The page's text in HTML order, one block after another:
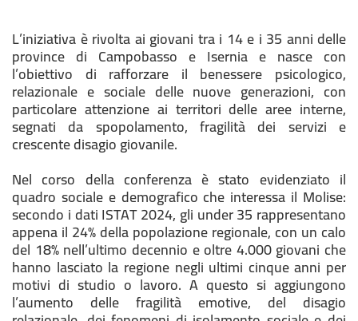
L’iniziativa è rivolta ai giovani tra i 14 e i 35 anni delle
province di Campobasso e Isernia e nasce con
l’obiettivo di rafforzare il benessere psicologico,
relazionale e sociale delle nuove generazioni, con
particolare attenzione ai territori delle aree interne,
segnati da spopolamento, fragilità dei servizi e
crescente disagio giovanile.
Nel corso della conferenza è stato evidenziato il
quadro sociale e demografico che interessa il Molise:
secondo i dati ISTAT 2024, gli under 35 rappresentano
appena il 24% della popolazione regionale, con un calo
del 18% nell’ultimo decennio e oltre 4.000 giovani che
hanno lasciato la regione negli ultimi cinque anni per
motivi di studio o lavoro. A questo si aggiungono
l’aumento delle fragilità emotive, del disagio